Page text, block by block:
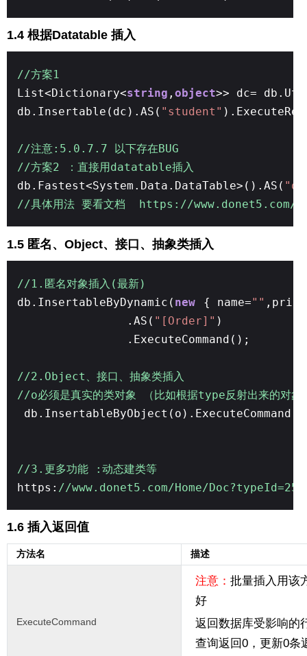
1.4 根据Datatable 插入
//方案1
List<Dictionary<string , object>> dc=
db.Insertable(dc).AS( "student"
//注意:5.0.7.7 以下存在BUG
//方案2 ：直接用datatable插入
db.Fastest<System.Data.DataTable>().AS(
//具体用法 要看文档 https://www.donet5.com/
1.5 匿名、Object、接口、抽象类插入
//1.匿名对象插入(最新)
db.InsertableByDynamic( new { name=""
.AS( "[Order]" )
.ExecuteCommand();
//2.Object、接口、抽象类插入
//o必须是真实的类对象 （比如根据type反射出来的对
//3.更多功能 :动态建类等
https: //www.donet5.com/Home/
1.6 插入返回值
方法名 描述
ExecuteCommand
注意： 批量插入用该
好
返回数据库受影响的
查询返回0，更新0条